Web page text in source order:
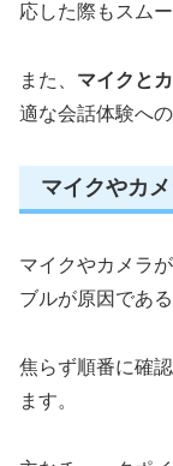
応した際もスム
また、 マイクと
適な会話体験への
マイクやカ
マイクやカメラ
ブルが原因であ
焦らず順番に確
ます。